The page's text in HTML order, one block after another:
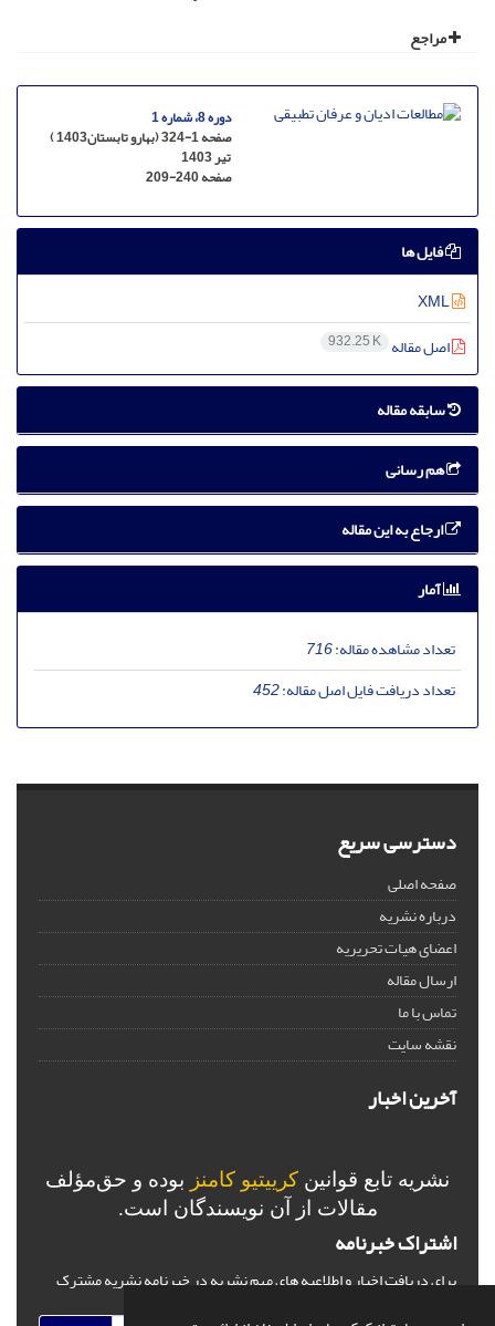
مراجع
دوره 8، شماره 1
صفحه 1-324 (بهارو تابستان1403 )
تیر 1403
صفحه209-240
فایل ها
اصل مقاله 932.25 K
سابقه مقاله
هم رسانی
ارجاع به این مقاله
آمار
تعداد مشاهده مقاله:716
تعداد دریافت فایل اصل مقاله:452
دسترسی سریع
صفحه اصلی
درباره نشریه
اعضای هیات تحریریه
ارسال مقاله
تماس با ما
نقشه سایت
آخرین اخبار
نشریه تابع قوانین کرییتیو کامنز بوده و حق‌مؤلف
مقالات از آن نویسندگان است.
اشتراک خبرنامه
برای دریافت اخبار و اطلاعیه های مهم نشریه در خبرنامه نشریه مشترک